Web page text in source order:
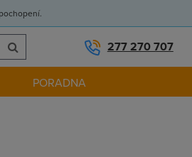
277 270 707
PORADNA